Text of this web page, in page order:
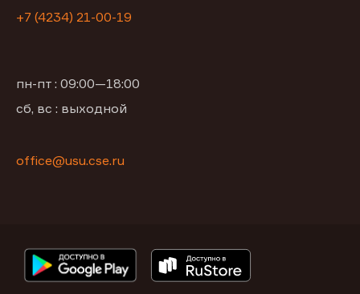
+7 (4234) 21-00-19
пн-пт : 09:00—18:00
сб, вс : выходной
office@usu.cse.ru